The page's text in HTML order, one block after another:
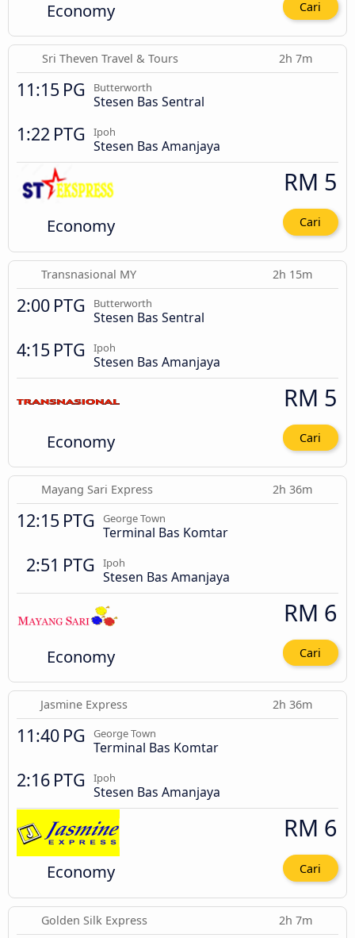
Economy Cari
Sri Theven Travel & Tours 2h 7m
11:15 PG Butterworth
Stesen Bas Sentral
1:22 PTG Ipoh
Stesen Bas Amanjaya
Economy
RM 5
Cari
Transnasional MY 2h 15m
2:00 PTG Butterworth
Stesen Bas Sentral
4:15 PTG Ipoh
Stesen Bas Amanjaya
Economy
RM 5
Cari
Mayang Sari Express 2h 36m
12:15 PTG George Town
Terminal Bas Komtar
2:51 PTG Ipoh
Stesen Bas Amanjaya
Economy
RM 6
Cari
Jasmine Express 2h 36m
11:40 PG George Town
Terminal Bas Komtar
2:16 PTG Ipoh
Stesen Bas Amanjaya
Economy
RM 6
Cari
Golden Silk Express 2h 7m